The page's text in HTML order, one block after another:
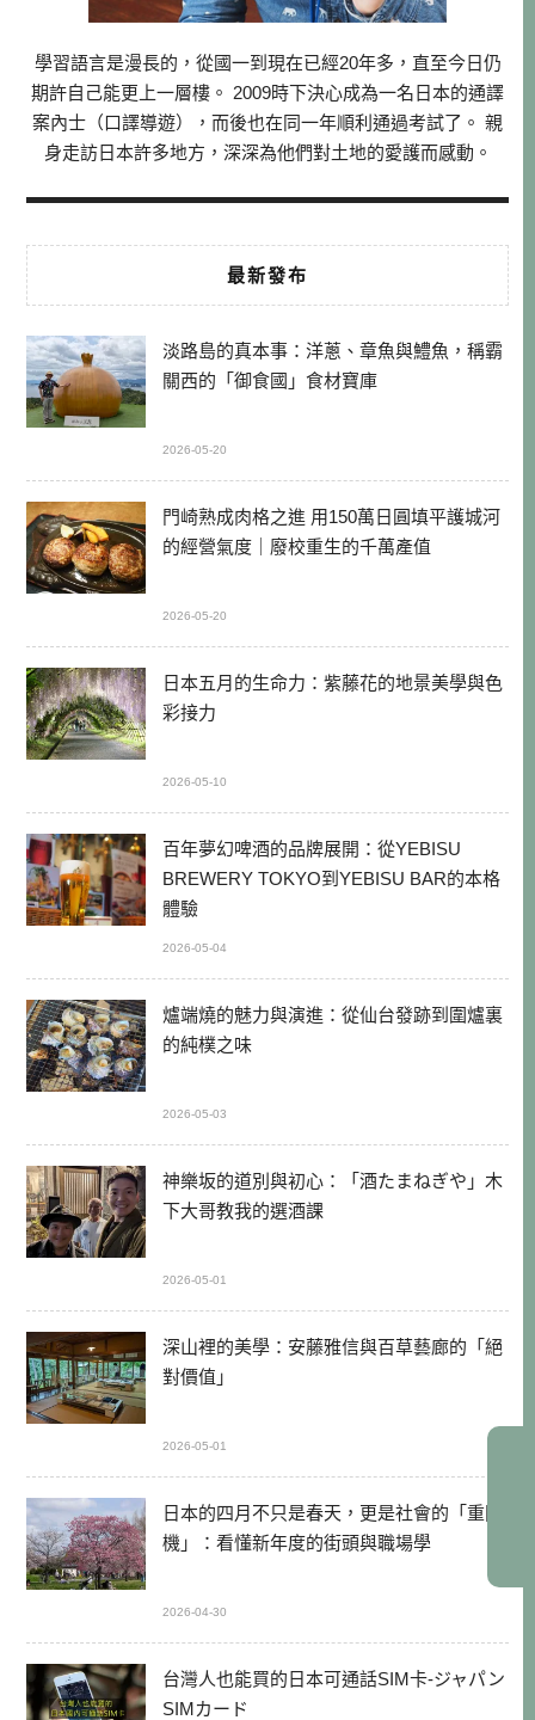
學習語言是漫長的，從國一到現在已經20年多，直至今日仍
期許自己能更上一層樓。 2009時下決心成為一名日本的通譯
案內士（口譯導遊），而後也在同一年順利通過考試了。 親
身走訪日本許多地方，深深為他們對土地的愛護而感動。
最新發布
淡路島的真本事：洋蔥、章魚與鱧魚，稱霸
關西的「御食國」食材寶庫
2026-05-20
門崎熟成肉格之進 用150萬日圓填平護城河
的經營氣度｜廢校重生的千萬產值
2026-05-20
日本五月的生命力：紫藤花的地景美學與色
彩接力
2026-05-10
百年夢幻啤酒的品牌展開：從YEBISU
BREWERY TOKYO到YEBISU BAR的本格
體驗
2026-05-04
爐端燒的魅力與演進：從仙台發跡到圍爐裏
的純樸之味
2026-05-03
神樂坂的道別與初心：「酒たまねぎや」木
下大哥教我的選酒課
2026-05-01
深山裡的美學：安藤雅信與百草藝廊的「絕
對價值」
2026-05-01
日本的四月不只是春天，更是社會的「重開
機」：看懂新年度的街頭與職場學
2026-04-30
台灣人也能買的日本可通話SIM卡-ジャパン
SIMカード